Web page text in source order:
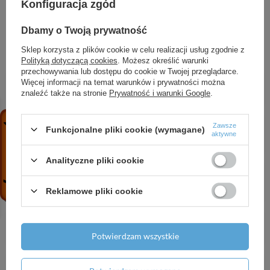
ZOBACZ RÓWNIEŻ
Przedłużka metalowa DN32
23,63 zł / szt.
Spust zlewozmywaka 6/4" podwyższony, sitko
nierdzewne DN70
15,46 zł / szt.
Spust zlewozmywaka 6/4" z przyłączem, sitko
18,79 zł / szt.
szt.
Przedłużka metalowa DN32, biały
Konfiguracja zgód
Dbamy o Twoją prywatność
Sklep korzysta z plików cookie w celu realizacji usług zgodnie z
Polityką dotyczącą cookies . Możesz określić warunki
przechowywania lub dostępu do cookie w Twojej przeglądarce.
Więcej informacji na temat warunków i prywatności można
znaleźć także na stronie Prywatność i warunki Google
Funkcjonalne pliki cookie (wymagane)
Zawsze
aktywne
Analityczne pliki cookie
Reklamowe pliki cookie
Potwierdzam wszystkie